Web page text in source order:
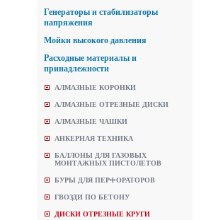
Генераторы и стабилизаторы
напряжения
Мойки высокого давления
Расходные материалы и
принадлежности
АЛМАЗНЫЕ КОРОНКИ
АЛМАЗНЫЕ ОТРЕЗНЫЕ ДИСКИ
АЛМАЗНЫЕ ЧАШКИ
АНКЕРНАЯ ТЕХНИКА
БАЛЛОНЫ ДЛЯ ГАЗОВЫХ
МОНТАЖНЫХ ПИСТОЛЕТОВ
БУРЫ ДЛЯ ПЕРФОРАТОРОВ
ГВОЗДИ ПО БЕТОНУ
ДИСКИ ОТРЕЗНЫЕ КРУГИ